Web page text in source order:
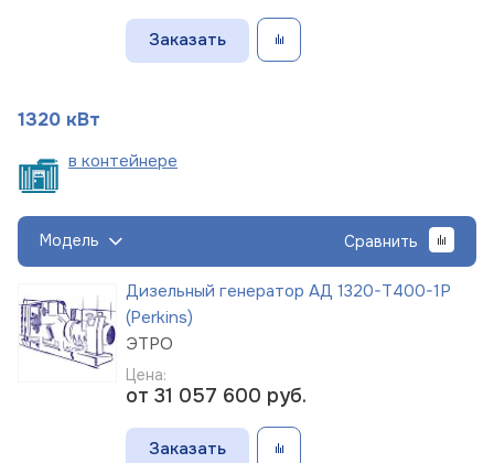
Заказать
1320 кВт
в контейнере
Модель Сравнить
Дизельный генератор АД 1320-Т400-1Р
(Perkins)
ЭТРО
Цена:
от 31 057 600 руб.
Заказать